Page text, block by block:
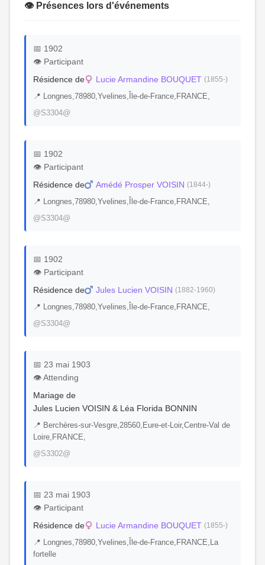
👁️ Présences lors d'événements
📅 1902
👁️ Participant
Résidence de
Lucie Armandine BOUQUET (1855-)
📍 Longnes,78980,Yvelines,Île-de-France,FRANCE,
@S3304@
📅 1902
👁️ Participant
Résidence de
Amédé Prosper VOISIN (1844-)
📍 Longnes,78980,Yvelines,Île-de-France,FRANCE,
@S3304@
📅 1902
👁️ Participant
Résidence de
Jules Lucien VOISIN (1882-1960)
📍 Longnes,78980,Yvelines,Île-de-France,FRANCE,
@S3304@
📅 23 mai 1903
👁️ Attending
Mariage de
Jules Lucien VOISIN & Léa Florida BONNIN
📍 Berchères-sur-Vesgre,28560,Eure-et-Loir,Centre-Val de
Loire,FRANCE,
@S3302@
📅 23 mai 1903
👁️ Participant
Résidence de
Lucie Armandine BOUQUET (1855-)
📍 Longnes,78980,Yvelines,Île-de-France,FRANCE,La
fortelle